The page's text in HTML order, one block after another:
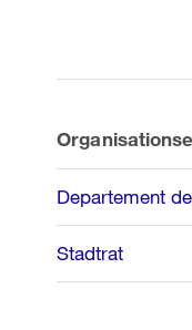
Weitere
Departement
Stadtrat